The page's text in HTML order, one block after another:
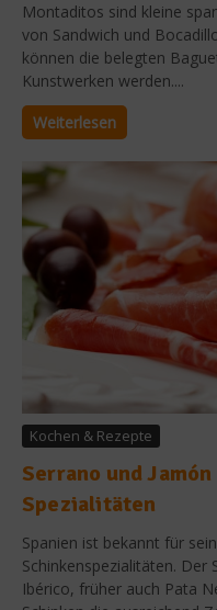
Montaditos sind kleine
von Sandwich und
können die belegten
Kunstwerken werden....
Weiterlesen
Kochen & Rezepte
Serrano und
Spezialitäten
Spanien ist bekannt für
Schinkenspezialitäten. Der
Ibérico, früher auch Pata